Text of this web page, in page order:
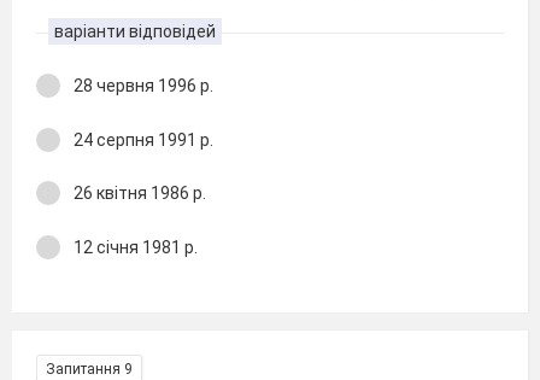
варіанти відповідей
28 червня 1996 р.
24 серпня 1991 р.
26 квітня 1986 р.
12 січня 1981 р.
Запитання 9